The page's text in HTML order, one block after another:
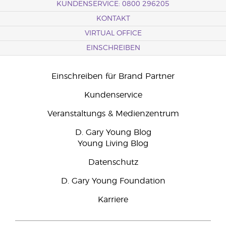
KUNDENSERVICE: 0800 296205
KONTAKT
VIRTUAL OFFICE
EINSCHREIBEN
Einschreiben für Brand Partner
Kundenservice
Veranstaltungs & Medienzentrum
D. Gary Young Blog
Young Living Blog
Datenschutz
D. Gary Young Foundation
Karriere